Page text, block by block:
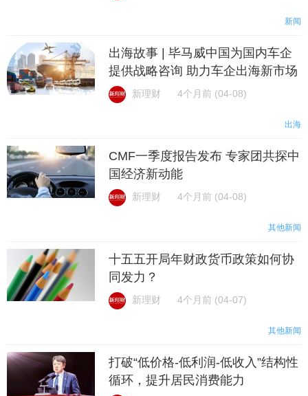
新闻
出海故事 | 毕马威中国为国内车企
提供战略咨询 助力车企出海新市场
新理财 4个月前 (04-08)
出海
CMF一季度报告发布 专家团共探中
国经济新动能
新理财 4个月前 (04-08)
其他新闻
十五五开局年财政货币政策如何协
同发力？
新理财 4个月前 (04-07)
其他新闻
打破“低价格-低利润-低收入”结构性
循环，提升居民消费能力